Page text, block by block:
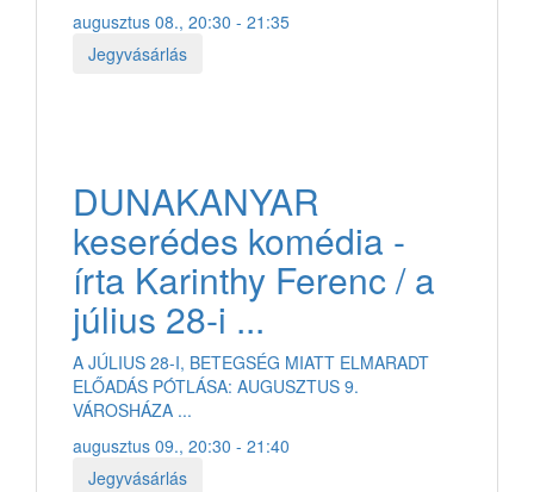
augusztus 08., 20:30 - 21:35
Jegyvásárlás
DUNAKANYAR
keserédes komédia -
írta Karinthy Ferenc / a
július 28-i ...
A JÚLIUS 28-I, BETEGSÉG MIATT ELMARADT
ELŐADÁS PÓTLÁSA: AUGUSZTUS 9.
VÁROSHÁZA ...
augusztus 09., 20:30 - 21:40
Jegyvásárlás